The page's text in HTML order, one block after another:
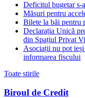
Deficitul bugetar s-
Măsuri pentru
Bilete la băi pentru
Declarația Unică
din Spațiul Privat
Asociații nu pot
informarea fiscului
Toate stirile
Biroul de Credit